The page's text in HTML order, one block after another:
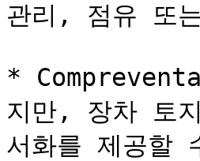
관리, 점유 또
*
지만, 장차 토
서화를 제공할